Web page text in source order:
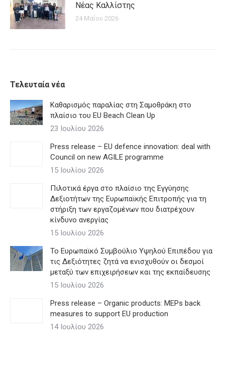
Νέας Καλλίστης
24 Μαΐου 2026
Τελευταία νέα
Καθαρισμός παραλίας στη Σαμοθράκη στο
πλαίσιο του EU Beach Clean Up
23 Ιουλίου 2026
Press release – EU defence innovation: deal with
Council on new AGILE programme
15 Ιουλίου 2026
Πιλοτικά έργα στο πλαίσιο της Εγγύησης
Δεξιοτήτων της Ευρωπαϊκής Επιτροπής για τη
στήριξη των εργαζομένων που διατρέχουν
κίνδυνο ανεργίας
15 Ιουλίου 2026
Το Ευρωπαϊκό Συμβούλιο Υψηλού Επιπέδου για
τις Δεξιότητες ζητά να ενισχυθούν οι δεσμοί
μεταξύ των επιχειρήσεων και της εκπαίδευσης
15 Ιουλίου 2026
Press release – Organic products: MEPs back
measures to support EU production
14 Ιουλίου 2026